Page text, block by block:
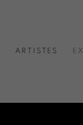
ARTISTES